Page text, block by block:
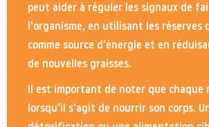
peut aider à réguler les signaux de
l’organisme, en utilisant les réserves
comme source d’énergie et en
de nouvelles graisses.
Il est important de noter que chaque
lorsqu’il s’agit de nourrir son corps.